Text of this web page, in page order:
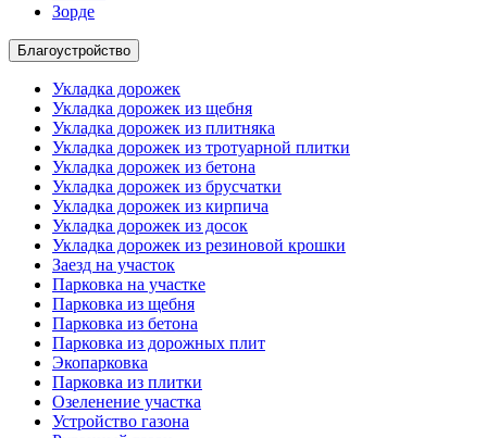
Зорде
Благоустройство
Укладка дорожек
Укладка дорожек из щебня
Укладка дорожек из плитняка
Укладка дорожек из тротуарной плитки
Укладка дорожек из бетона
Укладка дорожек из брусчатки
Укладка дорожек из кирпича
Укладка дорожек из досок
Укладка дорожек из резиновой крошки
Заезд на участок
Парковка на участке
Парковка из щебня
Парковка из бетона
Парковка из дорожных плит
Экопарковка
Парковка из плитки
Озеленение участка
Устройство газона